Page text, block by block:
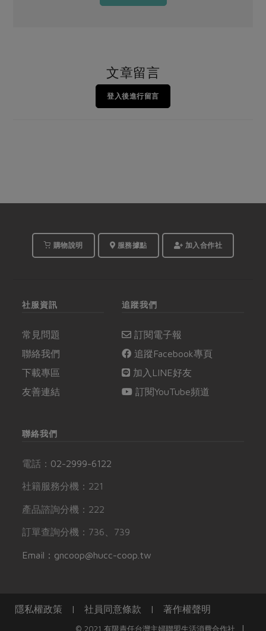
文章留言
登入後進行留言
購物說明 服務據點 加入合作社
社服資訊
常見問題
聯絡我們
下載專區
友善連結
追蹤我們
訂閱電子報
追蹤Facebook專頁
加入LINE好友
訂閱YouTube頻道
聯絡我們
電話： 02-2999-6122
社籍服務分機：221
產品諮詢分機：222
訂單查詢分機：736、739
Email：gncoop@hucc-coop.tw
隱私權政策 | 社員同意條款 | 著作權聲明
© 2021 有限責任台灣主婦聯盟生活消費合作社 |